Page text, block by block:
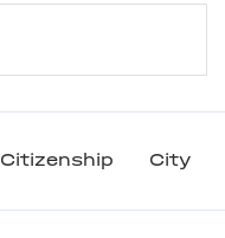
Citizenship City